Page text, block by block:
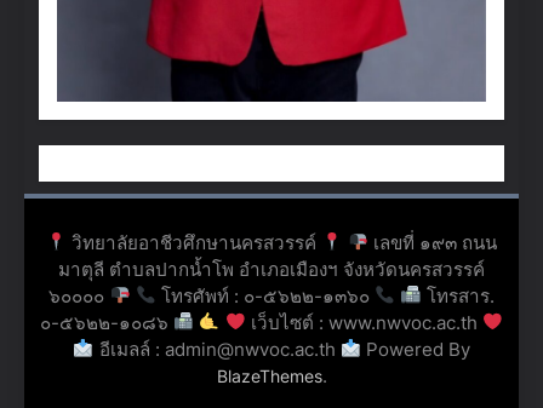
วิทยาลัยอาชีวศึกษานครสวรรค์
เลขที่ ๑๙๓ ถนน
มาตุลี ตำบลปากน้ำโพ อำเภอเมืองฯ จังหวัดนครสวรรค์
๖๐๐๐๐
โทรศัพท์ : ๐-๕๖๒๒-๑๓๖๐
โทรสาร.
๐-๕๖๒๒-๑๐๘๖
เว็บไซต์ : www.nwvoc.ac.th
อีเมลล์ : admin@nwvoc.ac.th
Powered By
BlazeThemes.